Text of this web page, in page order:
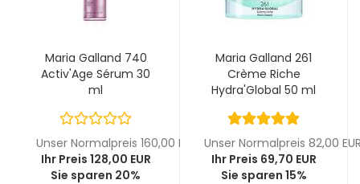
Maria Galland 740
Activ'Age Sérum 30
ml
Unser Normalpreis 160,00 EUR
Ihr Preis 128,00 EUR
Sie sparen 20%
Maria Galland 261
Crème Riche
Hydra'Global 50 ml
Unser Normalpreis 82,00
Ihr Preis 69,70 EUR
Sie sparen 15%